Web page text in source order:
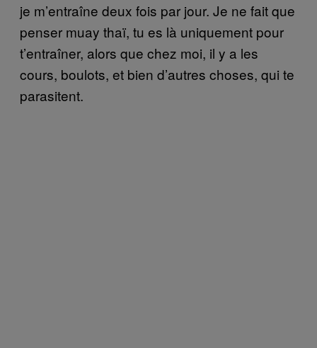
je m’entraîne deux fois par jour. Je ne fait que
penser muay thaï, tu es là uniquement pour
t’entraîner, alors que chez moi, il y a les
cours, boulots, et bien d’autres choses, qui te
parasitent.